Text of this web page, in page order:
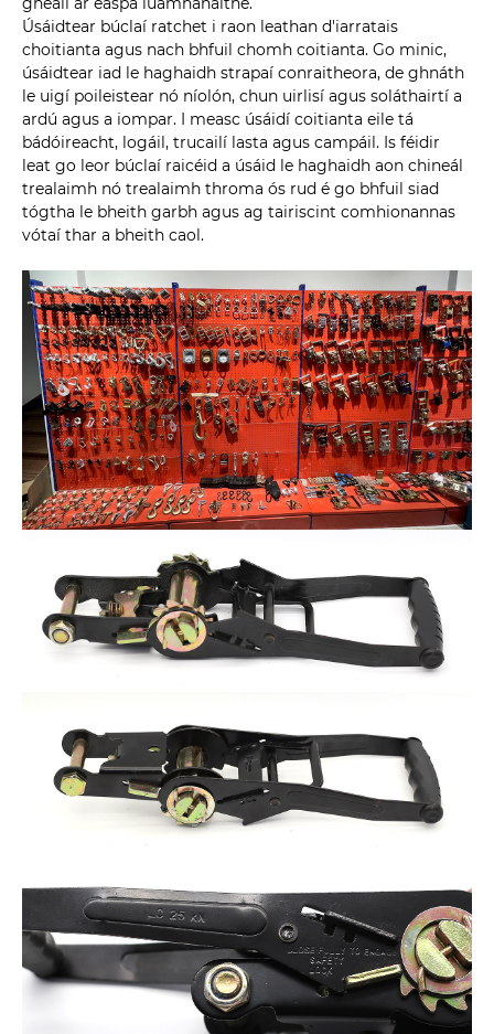
Úsáidtear búclaí ratchet i raon leathan d'iarratais
choitianta agus nach bhfuil chomh coitianta. Go minic,
úsáidtear iad le haghaidh strapaí conraitheora, de ghnáth
le uigí poileistear nó níolón, chun uirlisí agus soláthairtí a
ardú agus a iompar. I measc úsáidí coitianta eile tá
bádóireacht, logáil, trucailí lasta agus campáil. Is féidir
leat go leor búclaí raicéid a úsáid le haghaidh aon chineál
trealaimh nó trealaimh throma ós rud é go bhfuil siad
tógtha le bheith garbh agus ag tairiscint comhionannas
vótaí thar a bheith caol.